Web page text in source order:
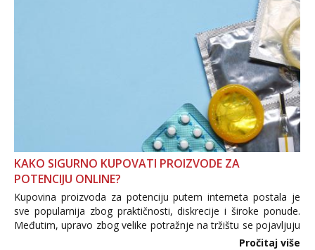
KAKO SIGURNO KUPOVATI PROIZVODE ZA
POTENCIJU ONLINE?
Kupovina proizvoda za potenciju putem interneta postala je
sve popularnija zbog praktičnosti, diskrecije i široke ponude.
Međutim, upravo zbog velike potražnje na tržištu se pojavljuju
i brojni krivotvoreni proizvodi, nepouzdane internetske
Pročitaj više